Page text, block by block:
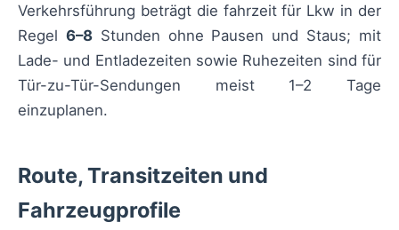
Verkehrsführung beträgt die fahrzeit für Lkw in der
Regel 6–8Stunden ohne Pausen und Staus; mit
Lade- und Entladezeiten sowie Ruhezeiten sind für
Tür-zu-Tür-Sendungen meist 1–2 Tage
einzuplanen.
Route, Transitzeiten und
Fahrzeugprofile